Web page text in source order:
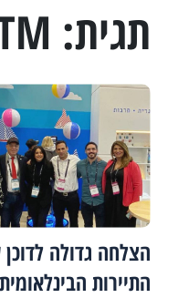
תגית:
הצלחה גדולה
התיירות הבינלאומית IMTM 2023